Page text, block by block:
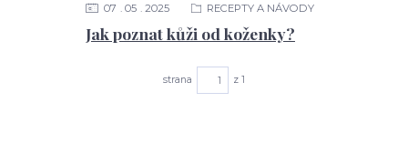
Jak poznat kůži od koženky?
07 05 2025 RECEPTY A NÁVODY
strana z 1